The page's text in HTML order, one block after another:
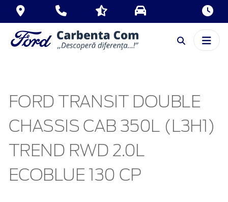
FORD TRANSIT DOUBLE
CHASSIS CAB 350L (L3H1)
TREND RWD 2.0L
ECOBLUE 130 CP